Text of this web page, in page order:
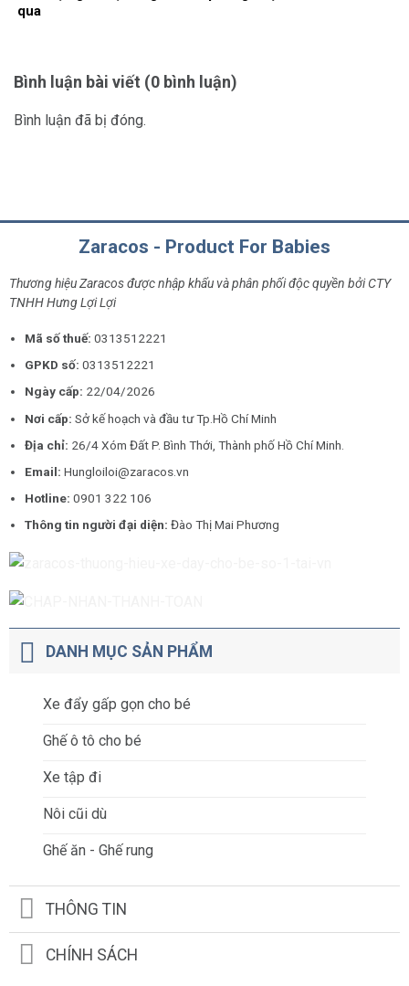
qua
Bình luận bài viết (0 bình luận)
Bình luận đã bị đóng.
Zaracos - Product For Babies
Thương hiệu Zaracos được nhập khẩu và phân phối độc quyền bởi CTY
TNHH Hưng Lợi Lợi
Mã số thuế: 0313512221
GPKD số:0313512221
Ngày cấp: 22/04/2026
Nơi cấp:Sở kế hoạch và đầu tư Tp.Hồ Chí Minh
Địa chỉ: 26/4 Xóm Đất P. Bình Thới, Thành phố Hồ Chí Minh.
Email:Hungloiloi@zaracos.vn
Hotline:0901 322 106
Thông tin người đại diện:Đào Thị Mai Phương
DANH MỤC SẢN PHẨM
Xe đẩy gấp gọn cho bé
Ghế ô tô cho bé
Xe tập đi
Nôi cũi dù
Ghế ăn - Ghế rung
THÔNG TIN
CHÍNH SÁCH